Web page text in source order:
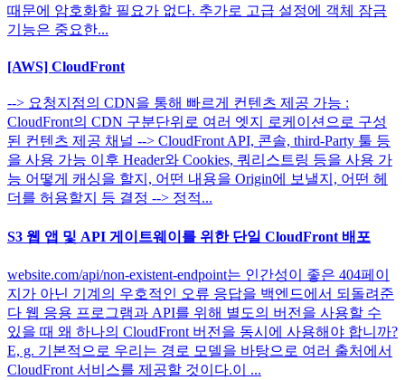
때문에 암호화할 필요가 없다. 추가로 고급 설정에 객체 잠금
기능은 중요한...
[AWS] CloudFront
--> 요청지점의 CDN을 통해 빠르게 컨텐츠 제공 가능 :
CloudFront의 CDN 구분단위로 여러 엣지 로케이션으로 구성
된 컨텐츠 제공 채널 --> CloudFront API, 콘솔, third-Party 툴 등
을 사용 가능 이후 Header와 Cookies, 쿼리스트링 등을 사용 가
능 어떻게 캐싱을 할지, 어떤 내용을 Origin에 보낼지, 어떤 헤
더를 허용할지 등 결정 --> 정적...
S3 웹 앱 및 API 게이트웨이를 위한 단일 CloudFront 배포
website.com/api/non-existent-endpoint는 인간성이 좋은 404페이
지가 아닌 기계의 우호적인 오류 응답을 백엔드에서 되돌려준
다 웹 응용 프로그램과 API를 위해 별도의 버전을 사용할 수
있을 때 왜 하나의 CloudFront 버전을 동시에 사용해야 합니까?
E, g. 기본적으로 우리는 경로 모델을 바탕으로 여러 출처에서
CloudFront 서비스를 제공할 것이다.이 ...